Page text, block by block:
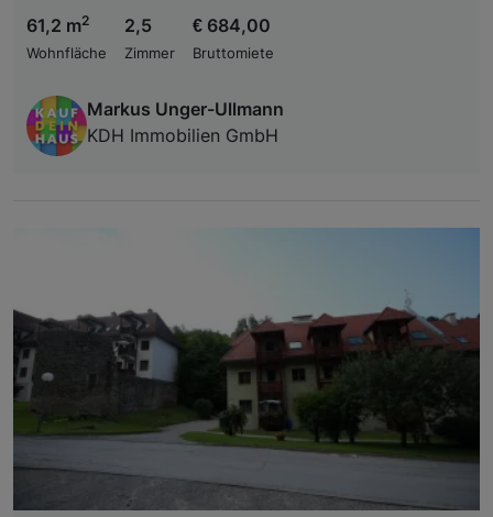
61,2 m2
Wohnfläche
2,5
Zimmer
€ 684,00
Bruttomiete
Markus Unger-Ullmann
KDH Immobilien GmbH